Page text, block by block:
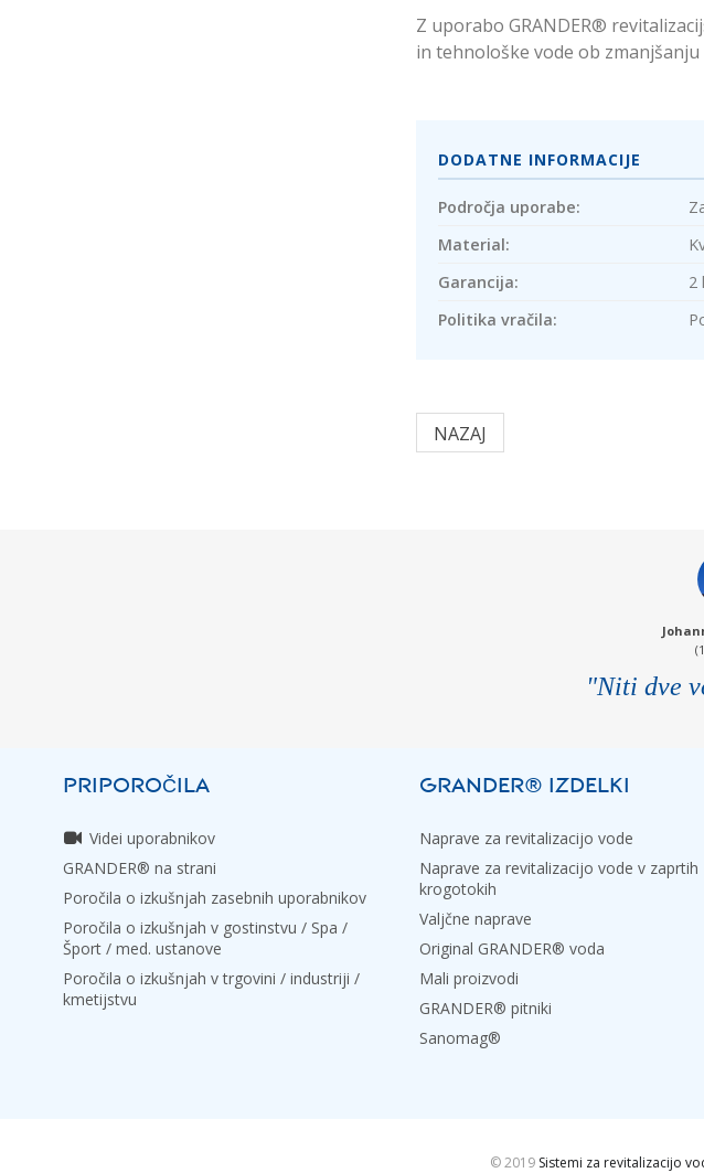
Z uporabo GRANDER®
in tehnološke vode ob
DODATNE INFORMACIJE
Področja uporabe:
Material:
Garancija:
2
Politika vračila:
NAZAJ
"Niti dve
PRIPOROČILA
Videi uporabnikov
GRANDER® na strani
Poročila o izkušnjah zasebnih uporabnikov
Poročila o izkušnjah v gostinstvu / Spa /
Šport / med. ustanove
Poročila o izkušnjah v trgovini / industriji /
kmetijstvu
GRANDER® IZDELKI
Naprave za revitalizacijo vode
Naprave za revitalizacijo vode v zaprtih
krogotokih
Valjčne naprave
Original GRANDER® voda
Mali proizvodi
GRANDER® pitniki
Sanomag®
© 2019 Sistemi za revitalizacijo